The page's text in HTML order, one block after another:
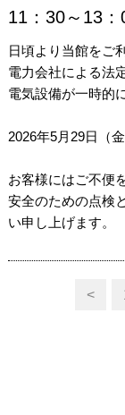
11：30～13：
日頃より当館をご
電力会社による法
電気設備が一時的
2026年5月29日（
お客様にはご不便
安全のための点検
い申し上げます。
<